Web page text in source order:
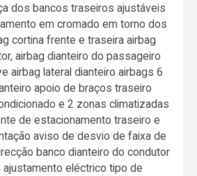
dos bancos traseiros ajustáveis
em cromado em torno dos
cortina frente e traseira airbag
airbag dianteiro do passageiro
airbag lateral dianteiro airbags 6
apoio de braços traseiro
e 2 zonas climatizadas
de estacionamento traseiro e
aviso de desvio de faixa de
banco dianteiro do condutor
ajustamento eléctrico tipo de